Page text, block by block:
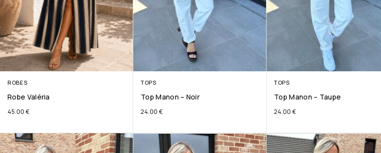
ROBES
Robe Valéria
45.00 €
TOPS
Top Manon – Noir
24.00 €
TOPS
Top Manon – Taupe
24.00 €